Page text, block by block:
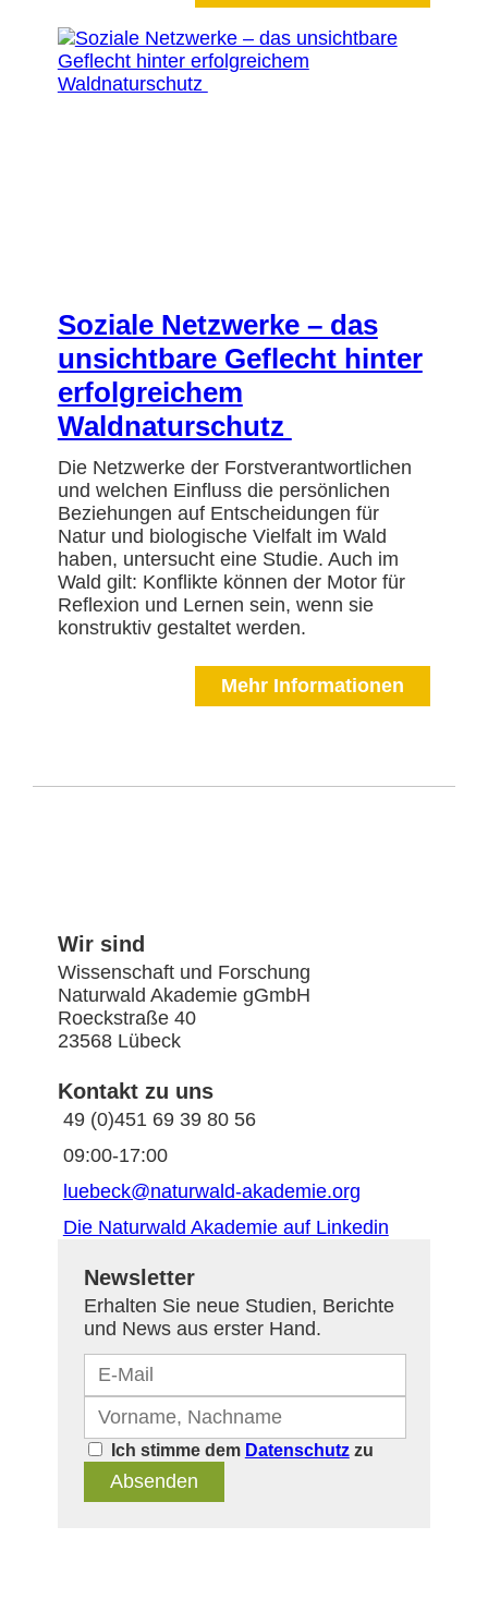
Soziale Netzwerke – das
unsichtbare Geflecht hinter
erfolgreichem
Waldnaturschutz
Die Netzwerke der Forstverantwortlichen
und welchen Einfluss die persönlichen
Beziehungen auf Entscheidungen für
Natur und biologische Vielfalt im Wald
haben, untersucht eine Studie. Auch im
Wald gilt: Konflikte können der Motor für
Reflexion und Lernen sein, wenn sie
konstruktiv gestaltet werden.
Mehr Informationen
Wir sind
Wissenschaft und Forschung
Naturwald Akademie gGmbH
Roeckstraße 40
23568 Lübeck
Kontakt zu uns
49 (0)451 69 39 80 56
09:00-17:00
luebeck@naturwald-akademie.org
Die Naturwald Akademie auf Linkedin
Newsletter
Erhalten Sie neue Studien, Berichte
und News aus erster Hand.
Ich stimme dem Datenschutzzu
Absenden